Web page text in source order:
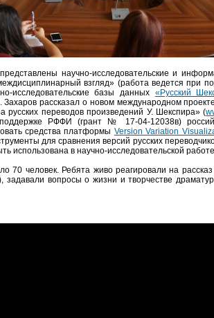
научно-исследовательские и
взгляд» (работа ведется при
исследовательские базы данных «Русский
рассказал о новом международном
русских переводов произведений У. Шекспира» (
РФФИ (грант № 17-04-12038в)
средства платформы Version Variation
для сравнения версий русских
использована в научно-исследовательской
70 человек. Ребята живо реагировали на
задавали вопросы о жизни и творчестве